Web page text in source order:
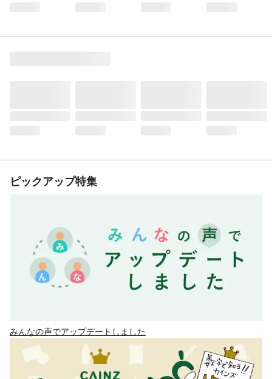
ピックアップ特集
みんなの声でアップデートしました